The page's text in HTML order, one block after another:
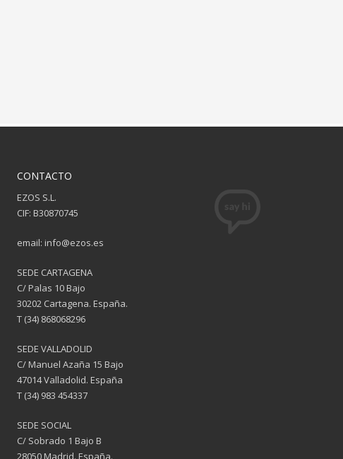
CONTACTO
EZOS S.L.
CIF: B30870745
email: info@ezos.es
SEDE CARTAGENA
C/ Palas 10 Bajo
30202 Cartagena. España.
T (34) 868068296
SEDE VALLADOLID
C/ Manuel Azaña 15 Bajo
47014 Valladolid. España
T (34) 983 454337
SEDE SOCIAL
C/ Sobrado 1 Bajo B
28050 Madrid. España.